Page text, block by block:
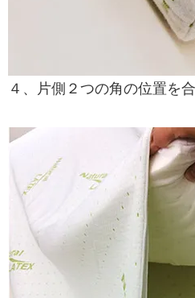
４、片側２つの角の位置を